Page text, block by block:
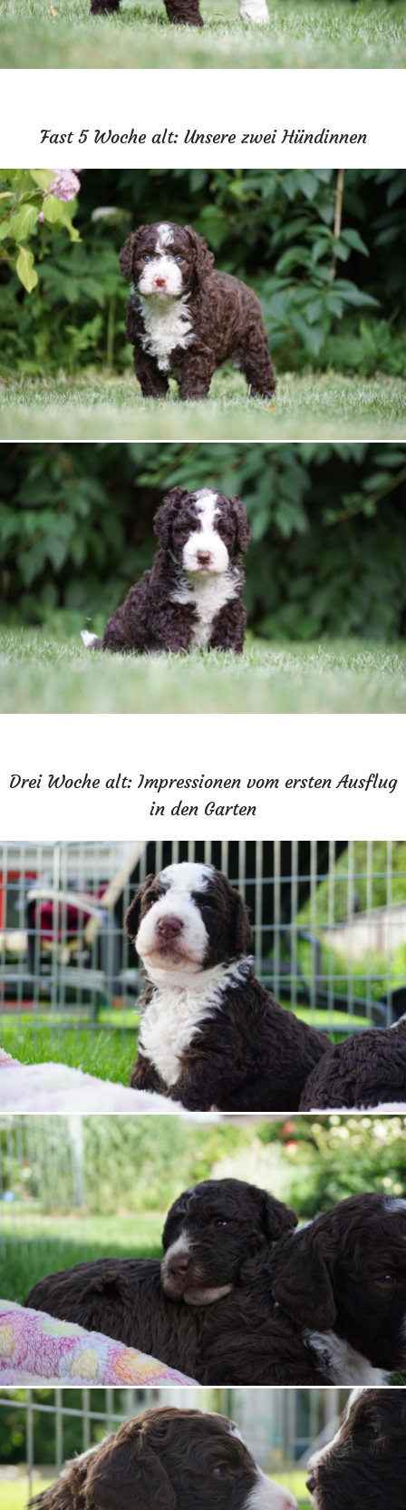
Fast 5 Woche alt: Unsere zwei Hündinnen
Drei Woche alt: Impressionen vom ersten Ausflug
in den Garten